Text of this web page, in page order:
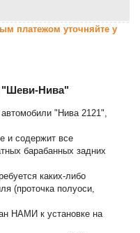
платежом уточняйте у
"Шеви-Нива"
"Нива 2121",
и содержит все
барабанных задних
каких-либо
(проточка полуоси,
НАМИ к установке на